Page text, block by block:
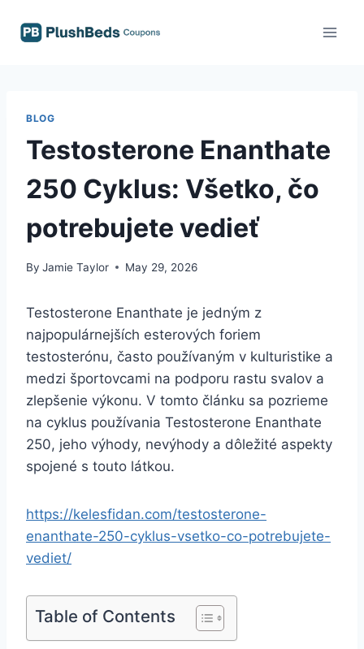
BLOG
Testosterone Enanthate
250 Cyklus: Všetko, čo
potrebujete vedieť
By Jamie Taylor May 29, 2026
Testosterone Enanthate je jedným z
najpopulárnejších esterových foriem
testosterónu, často používaným v kulturistike a
medzi športovcami na podporu rastu svalov a
zlepšenie výkonu. V tomto článku sa pozrieme
na cyklus používania Testosterone Enanthate
250, jeho výhody, nevýhody a dôležité aspekty
spojené s touto látkou.
https://kelesfidan.com/testosterone-
enanthate-250-cyklus-vsetko-co-potrebujete-
vediet/
Table of Contents